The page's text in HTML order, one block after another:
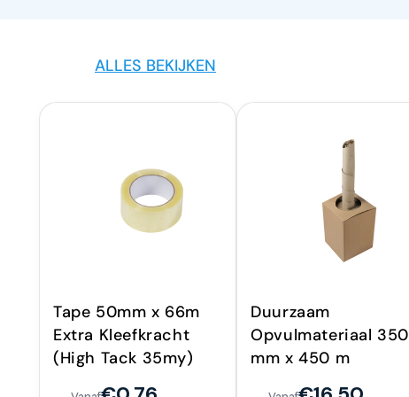
ALLES BEKIJKEN
Tape 50mm x 66m
Extra Kleefkracht
(High Tack 35my)
Duurzaam
Opvulmateriaal 350
mm x 450 m